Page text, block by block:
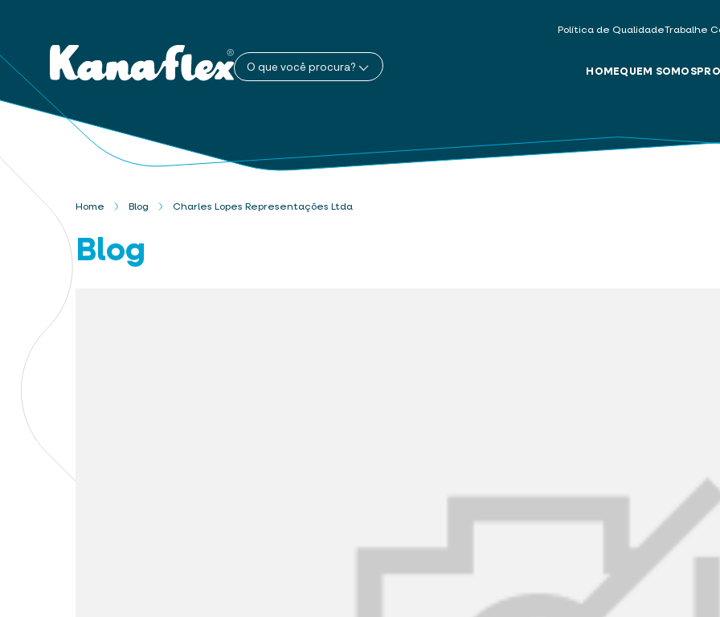
Política de QualidadeTrabalhe
O que você procura? HOMEQUEM SOMOS
Home Blog Charles Lopes Representações Ltda
Blog